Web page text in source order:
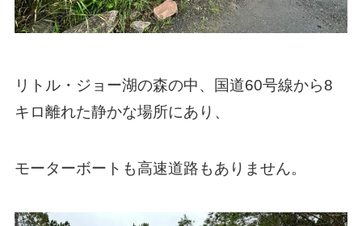
リトル・ジョー湖の森の中、国道60号線から8
キロ離れた静かな場所にあり、
モーターボートも高速道路もありません。